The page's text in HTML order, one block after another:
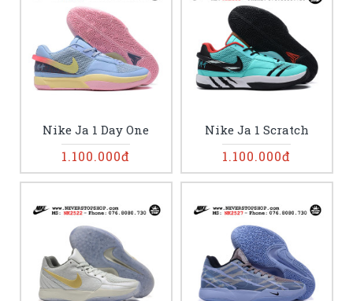
Nike Ja 1 Day One
1.100.000đ
Nike Ja 1 Scratch
1.100.000đ